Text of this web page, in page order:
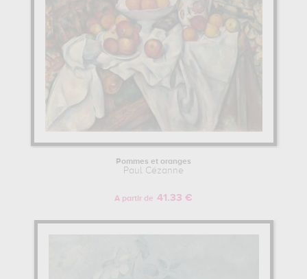
Pommes et oranges
Paul Cézanne
A partir de 41.33 €